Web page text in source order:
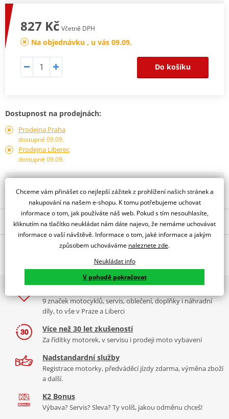
827 Kč Včetně DPH
Na objednávku , u vás 09.09.
Do košíku
Dostupnost na prodejnách:
Prodejna Praha
dostupné 09.09.
Prodejna Liberec
dostupné 09.09.
Popis a parametry
Jsme autorizovaný
dealer značky PUIG
Kickstand Extension KTM 790 ADVENTURE/R 19'-20'
Jak se změřit
Co když mi to nebude
PUIG byl založen v roce 1964 ve Španělsku. Vyrábí se ve městě
Granollers poblíž Barcelony na ploše 8 000 m² v objektu, který se
dělí na 3 části: komerční, odlitkovou a kovových součástek. Již 40
let se účastní nejslavnějších závodů motocyklů po celém světě. V
naší nabídce naleznete doplňky a příslušenství například: plexi,
padací protektory a mnoho dalšího.
Zobrazit všechny produktyznačky PUIG
9 značek motocyklů, servis, oblečení, doplňky i náhradní
díly, to vše v Praze a Liberci
Více než 30 let zkušeností
Za řídítky motorek, v servisu i prodeji moto vybavení
Nadstandardní služby
Registrace motorky, předváděcí jízdy zdarma, výměna zboží
a další.
K2 Bonus
Výbava? Servis? Sleva? Ty volíš, jakou odměnu chceš!
Chceme vám přinášet co nejlepší zážitek z prohlížení našich stránek a
nakupování na našem e-shopu. K tomu potřebujeme uchovat
informace o tom, jak používáte náš web. Pokud s tím nesouhlasíte,
kliknutím na tlačítko neukládat nám dáte najevo, že nemáme uchovávat
informace o vaší návštěvě. Informace o tom, jaké informace a jakým
způsobem uchováváme naleznete zde.
Neukládat info
V pohodě pokračovat